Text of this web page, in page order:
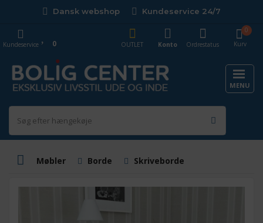
Dansk webshop Kundeservice 24/7
Kurv
0
OUTLET
Konto Ordrestatus
Kundeservice 0
MENU
Møbler Borde Skriveborde